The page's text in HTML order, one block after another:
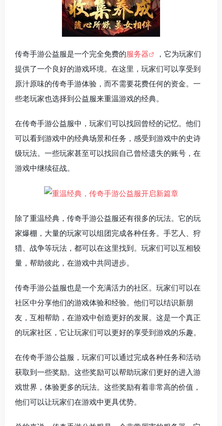
传奇手游公益服是一个完全免费的服务器
，它为玩家们
提供了一个良好的游戏环境。在这里，玩家们可以享受到
原汁原味的传奇手游体验，而不需要花费任何的资金。一
些老玩家也选择到公益服来重温游戏的经典。
在传奇手游公益服中，玩家们可以找回曾经的记忆。他们
可以看到游戏中的经典场景和任务，感受到游戏中的史诗
级玩法。一些玩家甚至可以找回自己曾经遗失的账号，在
游戏中继续征战。
除了重温经典，传奇手游公益服还有很多的玩法。它的玩
家爆棚，大量的玩家可以组团完成各种任务。手艺人、狩
猎、战争等玩法，都可以在这里找到。玩家们可以互相较
量，帮助彼此，在游戏中共同进步。
传奇手游公益服也是一个充满活力的社区。玩家们可以在
社区中分享他们的游戏体验和经验。他们可以结识新朋
友，互相帮助，在游戏中创造更好的发展。这是一个真正
的玩家社区，它让玩家们可以更好的享受到游戏的乐趣。
在传奇手游公益服，玩家们可以通过完成各种任务和活动
获取到一些奖励。这些奖励可以帮助玩家们更好的进入游
戏世界，体验更多的玩法。这些奖励有着非常高的价值，
他们可以让玩家们在游戏中更具优势。